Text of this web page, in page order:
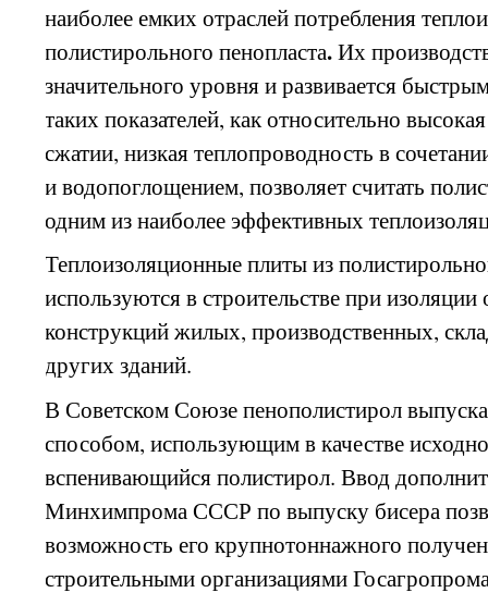
наиболее емких отраслей потребления
полистирольного пенопласта.Их
значительного уровня и развивается
таких показателей, как относительно
сжатии, низкая теплопроводность в
и водопоглощением, позволяет считать
одним из наиболее эффективных
Теплоизоляционные плиты из
используются в строительстве при
конструкций жилых, производственных,
других зданий.
В Советском Союзе пенополистирол
способом, использующим в качестве
вспенивающийся полистирол. Ввод
Минхимпрома СССР по выпуску бисера
возможность его крупнотоннажного
строительными организациями